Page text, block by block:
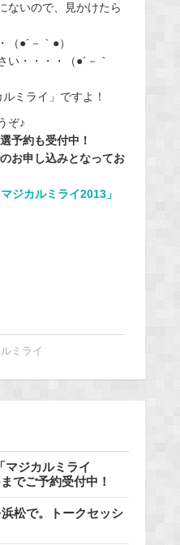
ないので、見かけたら
●´－｀●）
い・・・・（●´－｀
ミライ」ですよ！
ぞ♪
予約も受付中！
お申し込みとなってお
ジカルミライ2013」
ミライ
マジカルミライ
でご予約受付中！
松で。トークセッシ